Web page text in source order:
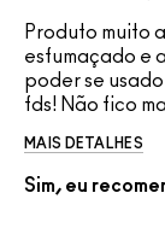
Produto muito
esfumaçado e
poder se
fds! Não fico
MAIS DETALHES
Sim, eu